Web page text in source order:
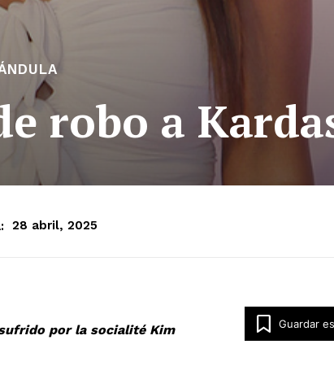
robo a
28 abril, 2025
por la socialité Kim
Guardar